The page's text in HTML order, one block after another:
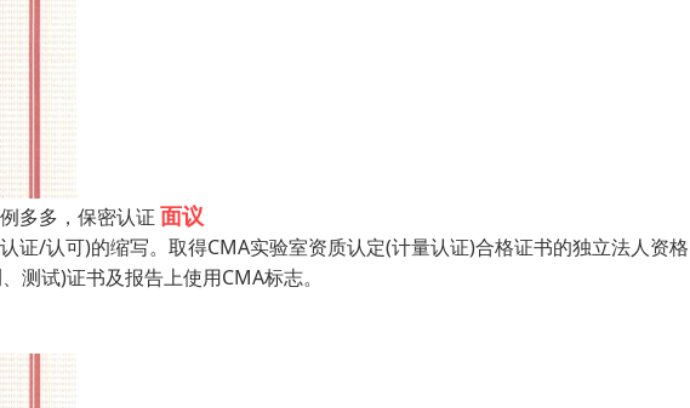
多多，保密认证 面议
/认可)的缩写。取得CMA实验室资质认定(计量认证)合格证书的独立法人资
测试)证书及报告上使用CMA标志。